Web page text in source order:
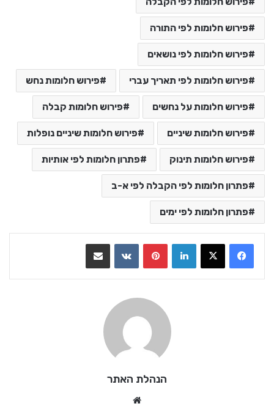
פירוש חלומות לפי התורה
פירוש חלומות לפי נושאים
פירוש חלומות לפי תאריך עברי פירוש חלומות נחש
פירוש חלומות על נחשים פירוש חלומות קבלה
פירוש חלומות שיניים פירוש חלומות שיניים נופלות
פירוש חלומות תינוק פתרון חלומות לפי אותיות
פתרון חלומות לפי הקבלה לפי א-ב
פתרון חלומות לפי ימים
LinkedIn
VKontakte
הנהלת האתר